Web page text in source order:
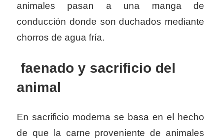
animales pasan a una manga de
conducción donde son duchados mediante
chorros de agua fría.
faenado y sacrificio del
animal
En sacrificio moderna se basa en el hecho
de que la carne proveniente de animales